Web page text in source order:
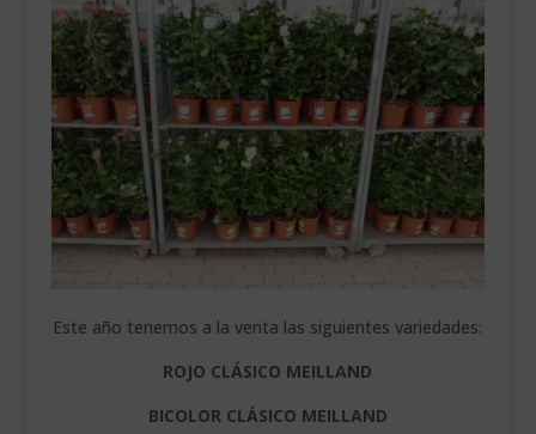
Este año tenemos a la venta las siguientes variedades:
ROJO CLÁSICO MEILLAND
BICOLOR CLÁSICO MEILLAND